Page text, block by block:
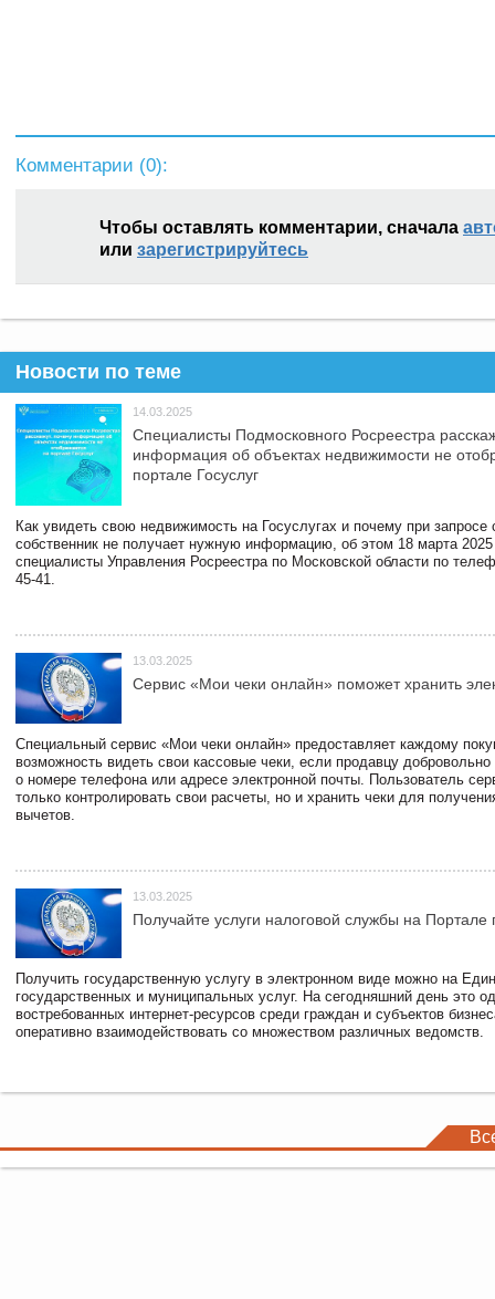
Комментарии (0):
Чтобы оставлять комментарии, сначала
или зарегистрируйтесь
Новости по теме
14.03.2025
Специалисты Подмосковного Росреестра
информация об объектах недвижимости не
портале Госуслуг
Как увидеть свою недвижимость на Госуслугах и почему при запросе
собственник не получает нужную информацию, об этом 18 марта 2025
специалисты Управления Росреестра по Московской области по
45-41.
13.03.2025
Сервис «Мои чеки онлайн» поможет хранить
Специальный сервис «Мои чеки онлайн» предоставляет каждому
возможность видеть свои кассовые чеки, если продавцу
о номере телефона или адресе электронной почты. Пользователь
только контролировать свои расчеты, но и хранить чеки для
вычетов.
13.03.2025
Получайте услуги налоговой службы на Портале
Получить государственную услугу в электронном виде можно на
государственных и муниципальных услуг. На сегодняшний день это
востребованных интернет-ресурсов среди граждан и субъектов
оперативно взаимодействовать со множеством различных ведомств.